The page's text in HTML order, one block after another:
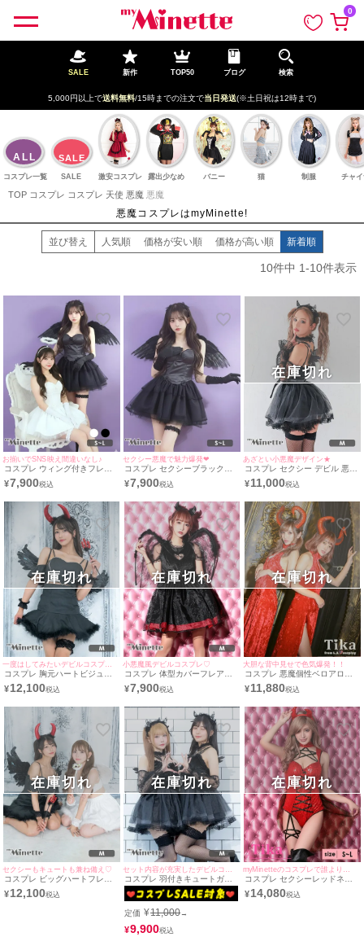
0
SALE 新作 TOP50 ブログ 検索
5,000円以上で送料無料/15時までの注文で当日発送(※土日祝は12時まで)
ALL
コスプレ一覧
SALE
SALE 激安コスプレ 露出少なめ バニー 猫 制服 チャ
TOP コスプレ コスプレ 天使 悪魔 悪魔
悪魔コスプレはmyMinette!
並び替え 人気順 価格が安い順 価格が高い順 新着順
10件中 1-10件表示
お揃いでSNS映え間違いなし♪
コスプレ ウィング付きフレア
スカートペアベアトップガーリ
ー悪魔&天使(S~L)
¥7,900
セクシー悪魔で魅力爆発❤︎
コスプレ セクシーブラックフ
レアスカート羽付きデビル [4
点セット] (ワンピース/羽/ガー
¥7,900
あざとい小悪魔デザイン★
コスプレ セクシー デビル 悪魔
レース 7点セット (ワンピース/
チョーカー/ハーネス/カチュー
個/ニーハイソックス)
¥11,000
在庫切れ
コスプレ 胸元ハートビジュー
マーメイドファーフリルスカー
トセットアップセクシーガーリ
(ワンピース/カチューシャ/羽/
カフス/ガーターリング/スティ
¥12,100
在庫切れ
小悪魔風デビルコスプレ♡
コスプレ 体型カバーフレアス
カートレースシアーガーリーブ
ラックデビル [3点セット] (ワン
¥7,900
在庫切れ
大胆な背中見せで色気爆発！！
コスプレ 悪魔個性ベロアロン
グ丈セクシーペアホラー [2点
セット] (ドレス/ツノ)(S～L)
¥11,880
在庫切れ
セクシーもキュートも兼ね備え♡
コスプレ ビッグハートフレア
ファースカートペアセクシーガ
ーリーエンジェル&デビル
¥12,100
在庫切れ
コスプレ 羽付きキュートガー
リーブラックデビル [7点セッ
ト] (ワンピース/チョーカー/ハ
ーターリング2個/ニーハイソッ
クス)
定価 ¥11,000→
¥9,900
在庫切れ
コスプレ セクシーレッドネタ
デビル インポートハロウィン
コスプレ3点セット [ボディス
¥14,080
在庫切れ
ペー
ジト
ップ